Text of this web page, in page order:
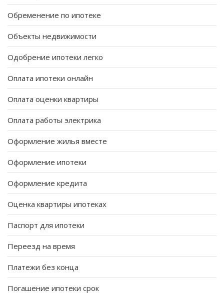
Обременение по ипотеке
Объекты недвижимости
Одобрение ипотеки легко
Оплата ипотеки онлайн
Оплата оценки квартиры
Оплата работы электрика
Оформление жилья вместе
Оформление ипотеки
Оформление кредита
Оценка квартиры ипотеках
Паспорт для ипотеки
Переезд на время
Платежи без конца
Погашение ипотеки срок